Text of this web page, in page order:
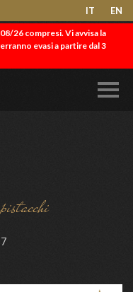
IT EN
26 compresi. Vi avvisa la
evasi a partire dal 3